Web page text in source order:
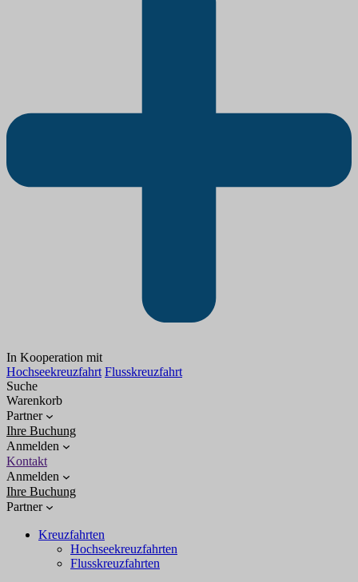
In Kooperation mit
Hochseekreuzfahrt Flusskreuzfahrt
Suche
Warenkorb
Partner
Ihre Buchung
Anmelden
Kontakt
Anmelden
Ihre Buchung
Partner
Kreuzfahrten
Hochseekreuzfahrten
Flusskreuzfahrten